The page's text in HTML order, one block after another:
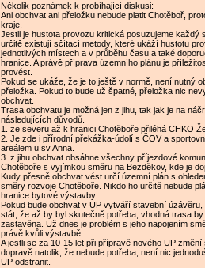
Několik poznámek k probíhající diskusi:
Ani obchvat ani přeložku nebude platit Chotěboř,
kraje.
Jestli je hustota provozu kritická posuzujeme každý
určitě existují sčítací metody, které ukáží hustotu
jednotlivých místech a v průběhu času a také
hranice. A právě příprava územního plánu je
provést.
Pokud se ukáže, že je to ještě v normě, není nutný
přeložka. Pokud to bude už špatné, přeložka nic
obchvat.
Trasa obchvatu je možná jen z jihu, tak jak je na
následujících důvodů.
1. ze severu až k hranici Chotěboře přiléhá CHKO
2. Je zde i přírodní překážka-údolí s ČOV a
areálem u sv.Anna.
3. z jihu obchvat obsáhne všechny příjezdové
Chotěboře s vyjímkou směru na Bezděkov, kde je
Kudy přesně obchvat vést určí územní plán s
směry rozvoje Chotěboře. Nikdo ho určitě nebude
hranice bytové výstavby.
Pokud bude obchvat v UP vytváří stavební úzávěru,
stát, že až by byl skutečně potřeba, vhodná trasa by
zastavěna. Už dnes je problém s jeho napojením
právě kvůli výstavbě.
A jestli se za 10-15 let při přípravě nového UP změní
dopravě natolik, že nebude potřeba, není nic
UP odstranit.